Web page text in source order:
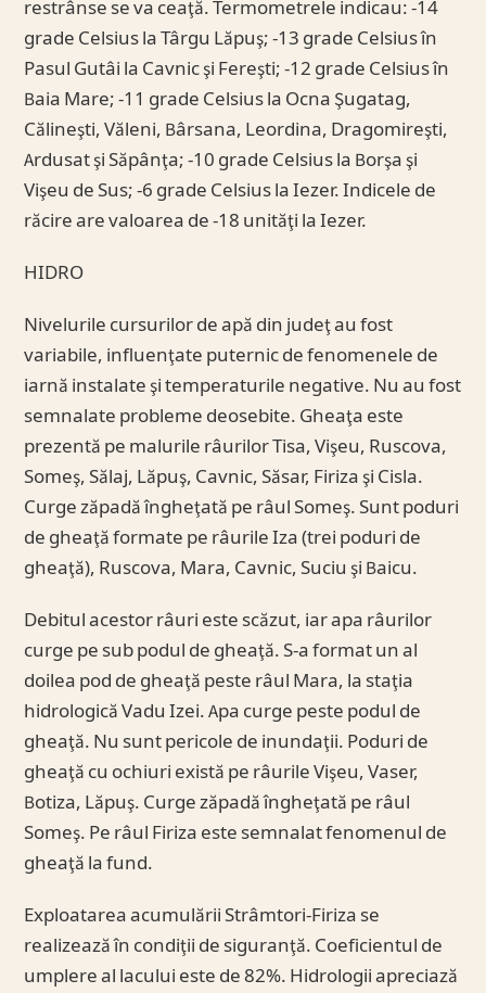
restrânse se va ceaţă. Termometrele indicau: -14
grade Celsius la Târgu Lăpuş; -13 grade Celsius în
Pasul Gutâi la Cavnic şi Fereşti; -12 grade Celsius în
Baia Mare; -11 grade Celsius la Ocna Şugatag,
Călineşti, Văleni, Bârsana, Leordina, Dragomireşti,
Ardusat şi Săpânţa; -10 grade Celsius la Borşa şi
Vişeu de Sus; -6 grade Celsius la Iezer. Indicele de
răcire are valoarea de -18 unităţi la Iezer.
HIDRO
Nivelurile cursurilor de apă din judeţ au fost
variabile, influenţate puternic de fenomenele de
iarnă instalate şi temperaturile negative. Nu au fost
semnalate probleme deosebite. Gheaţa este
prezentă pe malurile râurilor Tisa, Vişeu, Ruscova,
Someş, Sălaj, Lăpuş, Cavnic, Săsar, Firiza şi Cisla.
Curge zăpadă îngheţată pe râul Someş. Sunt poduri
de gheaţă formate pe râurile Iza (trei poduri de
gheaţă), Ruscova, Mara, Cavnic, Suciu şi Baicu.
Debitul acestor râuri este scăzut, iar apa râurilor
curge pe sub podul de gheaţă. S-a format un al
doilea pod de gheaţă peste râul Mara, la staţia
hidrologică Vadu Izei. Apa curge peste podul de
gheaţă. Nu sunt pericole de inundaţii. Poduri de
gheaţă cu ochiuri există pe râurile Vişeu, Vaser,
Botiza, Lăpuş. Curge zăpadă îngheţată pe râul
Someş. Pe râul Firiza este semnalat fenomenul de
gheaţă la fund.
Exploatarea acumulării Strâmtori-Firiza se
realizează în condiţii de siguranţă. Coeficientul de
umplere al lacului este de 82%. Hidrologii apreciază